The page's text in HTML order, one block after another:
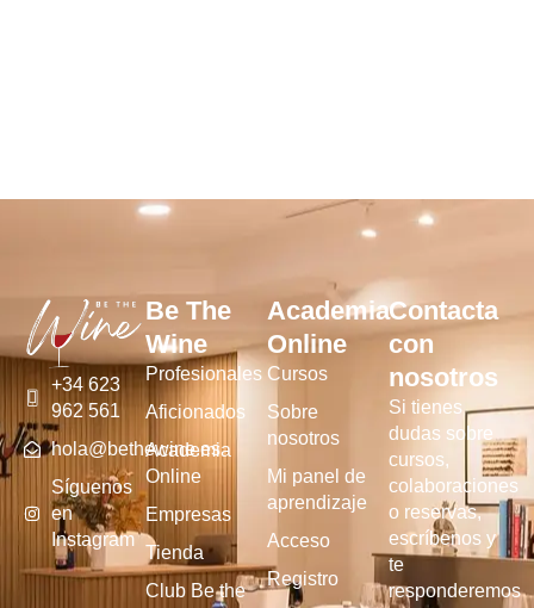
+34 623
962 561
hola@bethewine.es
Síguenos
en
Instagram
Be The
Wine
Profesionales
Aficionados
Academia
Online
Empresas
Tienda
Club Be the
Academia
Online
Cursos
Sobre
nosotros
Mi panel de
aprendizaje
Acceso
Registro
Contacta
con
nosotros
Si tienes
dudas sobre
cursos,
colaboraciones
o reservas,
escríbenos y
te
responderemos